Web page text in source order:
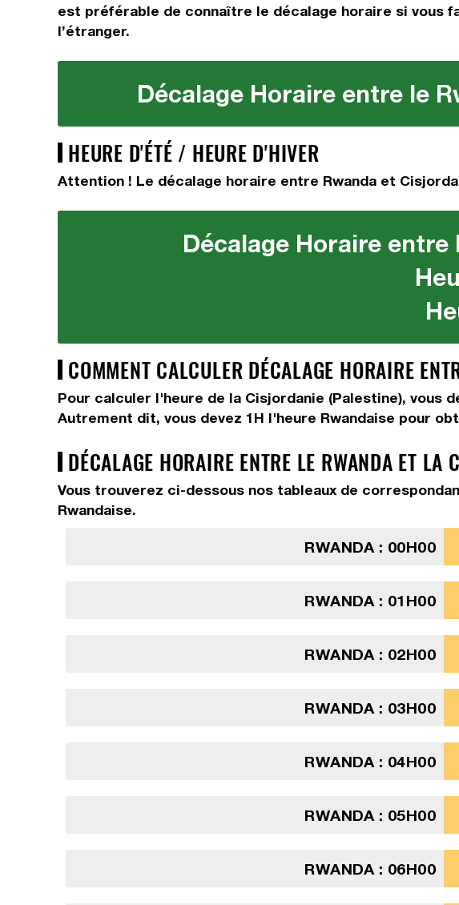
est préférable de connaître le décalage horaire si vous
l’étranger.
Décalage Horaire entre le
HEURE D'ÉTÉ / HEURE D'HIVER
Attention ! Le décalage horaire entre Rwanda et
Décalage Horaire
COMMENT CALCULER DÉCALAGE HORAIRE
Pour calculer l'heure de la Cisjordanie (Palestine), vous
Autrement dit, vous devez 1H l'heure Rwandaise pour
DÉCALAGE HORAIRE ENTRE LE RWANDA ET
Vous trouverez ci-dessous nos tableaux de
Rwandaise.
RWANDA : 00H00
RWANDA : 01H00
RWANDA : 02H00
RWANDA : 03H00
RWANDA : 04H00
RWANDA : 05H00
RWANDA : 06H00